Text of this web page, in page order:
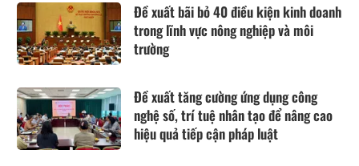
Đề xuất bãi bỏ 40 điều kiện kinh doanh
trong lĩnh vực nông nghiệp và môi
trường
Đề xuất tăng cường ứng dụng công
nghệ số, trí tuệ nhân tạo để nâng cao
hiệu quả tiếp cận pháp luật